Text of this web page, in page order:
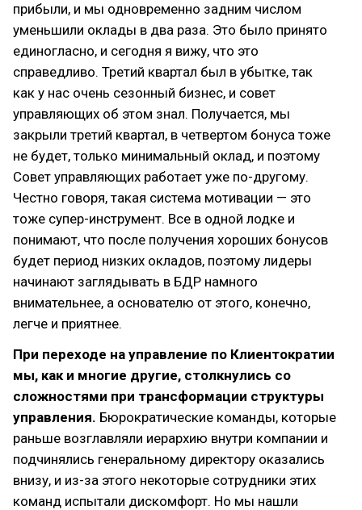
прибыли, и мы одновременно задним числом
уменьшили оклады в два раза. Это было принято
единогласно, и сегодня я вижу, что это
справедливо. Третий квартал был в убытке, так
как у нас очень сезонный бизнес, и совет
управляющих об этом знал. Получается, мы
закрыли третий квартал, в четвертом бонуса тоже
не будет, только минимальный оклад, и поэтому
Совет управляющих работает уже по-другому.
Честно говоря, такая система мотивации — это
тоже супер-инструмент. Все в одной лодке и
понимают, что после получения хороших бонусов
будет период низких окладов, поэтому лидеры
начинают заглядывать в БДР намного
внимательнее, а основателю от этого, конечно,
легче и приятнее.
При переходе на управление по Клиентократии
мы, как и многие другие, столкнулись со
сложностями при трансформации структуры
управления. Бюрократические команды, которые
раньше возглавляли иерархию внутри компании и
подчинялись генеральному директору оказались
внизу, и из-за этого некоторые сотрудники этих
команд испытали дискомфорт. Но мы нашли